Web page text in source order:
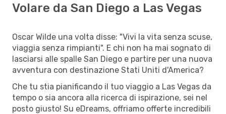
Volare da San Diego a Las Vegas
Oscar Wilde una volta disse: "Vivi la vita senza scuse,
viaggia senza rimpianti". E chi non ha mai sognato di
lasciarsi alle spalle San Diego e partire per una nuova
avventura con destinazione Stati Uniti d'America?
Che tu stia pianificando il tuo viaggio a Las Vegas da
tempo o sia ancora alla ricerca di ispirazione, sei nel
posto giusto! Su eDreams, offriamo offerte incredibili